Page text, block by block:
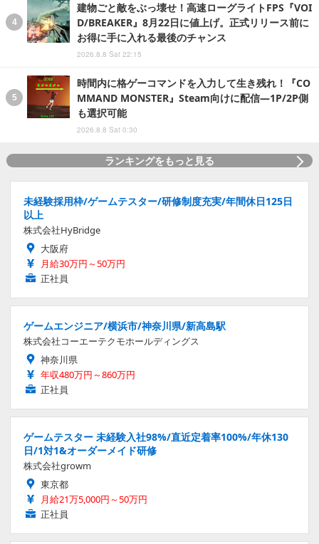
建物ごと敵をぶっ壊せ！高速ローグライトFPS『VOI
D/BREAKER』8月22日に値上げ。正式リリース前に
お得に手に入れる最後のチャンス
2026.8.8 Sat 22:15
時間内に格ゲーコマンドを入力して生き残れ！『CO
MMAND MONSTER』Steam向けに配信―1P/2P側
も選択可能
2026.8.8 Sat 0:30
ランキングをもっと見る
未経験採用枠/ゲームテスター/研修制度充実/年間休日125日
以上
株式会社HyBridge
大阪府
月給30万円～50万円
正社員
ゲームエンジニア/横浜市/神奈川県/新高島駅
株式会社コーエーテクモホールディングス
神奈川県
年収480万円～860万円
正社員
ゲームテスター 未経験入社98%/直近定着率100%/年休130
日/1対1&オーダーメイド研修
株式会社growm
東京都
月給21万5,000円～50万円
正社員